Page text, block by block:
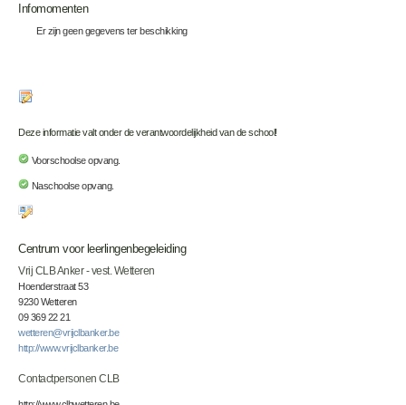
Infomomenten
Er zijn geen gegevens ter beschikking
Deze informatie valt onder de verantwoordelijkheid van de school!
Voorschoolse opvang.
Naschoolse opvang.
Centrum voor leerlingenbegeleiding
Vrij CLB Anker - vest. Wetteren
Hoenderstraat 53
9230 Wetteren
09 369 22 21
wetteren@vrijclbanker.be
http://www.vrijclbanker.be
Contactpersonen CLB